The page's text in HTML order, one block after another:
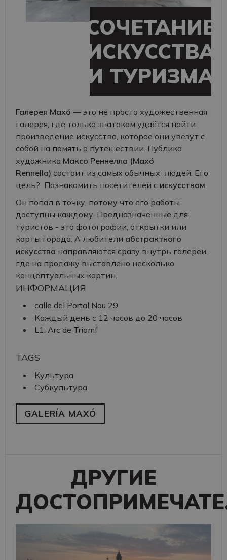
СОЧЕТАНИЕ
ИСКУССТВА
И ТУРИЗМА
Галерея Maxó — это не просто художественная
галерея, где только знатокам удаётся найти
произведение искусства, которое они увезут с
собой на память о путешествии. Публика
художника Максо Реннелла (Maxó
Rennella) состоит из самых обычных людей. Его
цель? Познакомить посетителей с искусством
Он попал в точку, потому что его работы
доступны каждому. Предназначенные для
туристов - это фотографии, открытки или
карты города. А любители абстрактного
искусства направляются сразу внутрь галереи,
где на продажу выставлено несколько
концептуальных картин.
ИНФОРМАЦИЯ
calle del Portal Nou 29
Каждый день с 12 часов до 20 часов
L1: Arc de Triomf
TAGS
Культура
Субкультура
GALERÍA MAXÓ
ДРУГИЕ